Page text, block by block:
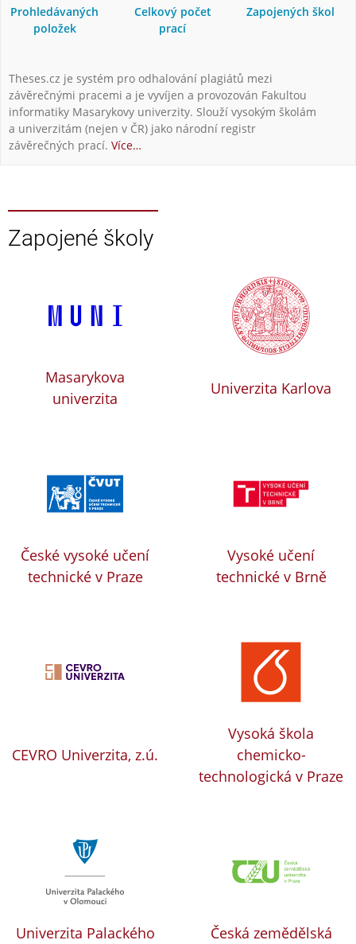
Prohledávaných
položek
Celkový počet
prací
Zapojených škol
Theses.cz je systém pro odhalování plagiátů mezi
závěrečnými pracemi a je vyvíjen a provozován Fakultou
informatiky Masarykovy univerzity. Slouží vysokým školám
a univerzitám (nejen v ČR) jako národní registr
závěrečných prací. Více…
Zapojené školy
Masarykova
univerzita
Univerzita Karlova
České vysoké učení
technické v Praze
Vysoké učení
technické v Brně
CEVRO Univerzita, z.ú.
Vysoká škola
chemicko-
technologická v Praze
Univerzita Palackého
Česká zemědělská